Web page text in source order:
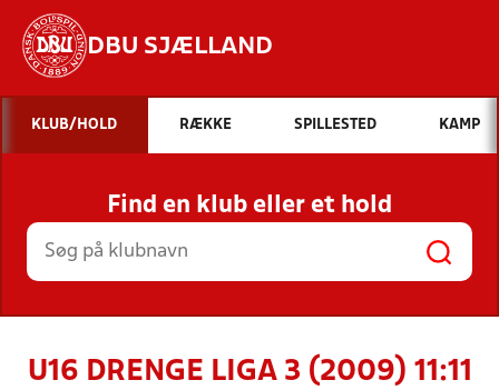
DBU SJÆLLAND
Hvad vil du søge efter?
INDHOLD OG NYHEDER
STILLINGER, RESULTATER, KLUBBER OG
HOLD
KLUB/HOLD RÆKKE SPILLESTED KAMP
Find en klub eller et hold
U16 DRENGE LIGA 3 (2009) 11:11